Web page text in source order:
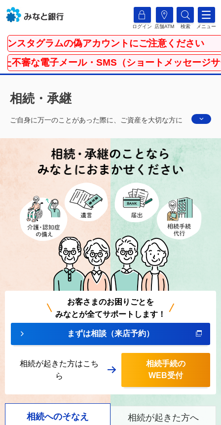
ログイン 店舗ATM 検索 メニュー
タグラムの偽アカウントにご注意ください
電子メール・SMS（ショートメッセージサービ
相続・承継
ご自身に万一のことがあった際に、ご資産を大切な方に
財産は、やがては大切な方に相続という形で承継されま
す。みなとでは、お客さまの大切な資産を円満に引継ぐ
ためのお手伝いをします。
お客さまのお困りごとを
みなとが全てサポートします！
まずは相談（来店予約）
相続が起きた方はこち
ら
相続手続の
WEB受付
相続へのそなえ 相続が起きた方へ